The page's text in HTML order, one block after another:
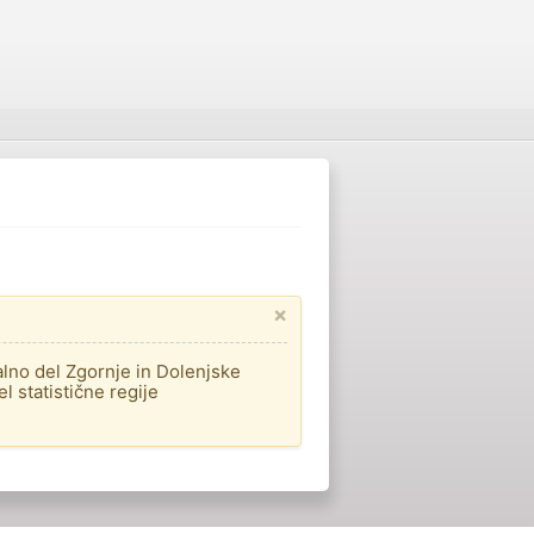
×
del Zgornje in Dolenjske
statistične regije